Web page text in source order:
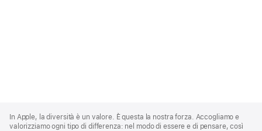
Footer
In Apple, la diversità è un valore. È questa la nostra forza. Accogliamo e
valorizziamo ogni tipo di differenza: nel modo di essere e di pensare, così